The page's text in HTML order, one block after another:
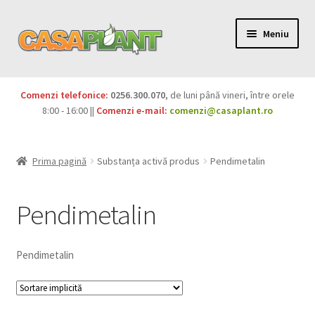
Meniu
Pesticide
Produse BIO
Igienă publică
Comenzi telefonice: 0256.300.070, de luni până vineri, între orele
8:00 - 16:00 || Comenzi e-mail: comenzi@casaplant.ro
Prima pagină Substanța activă produs Pendimetalin
Pendimetalin
Pendimetalin